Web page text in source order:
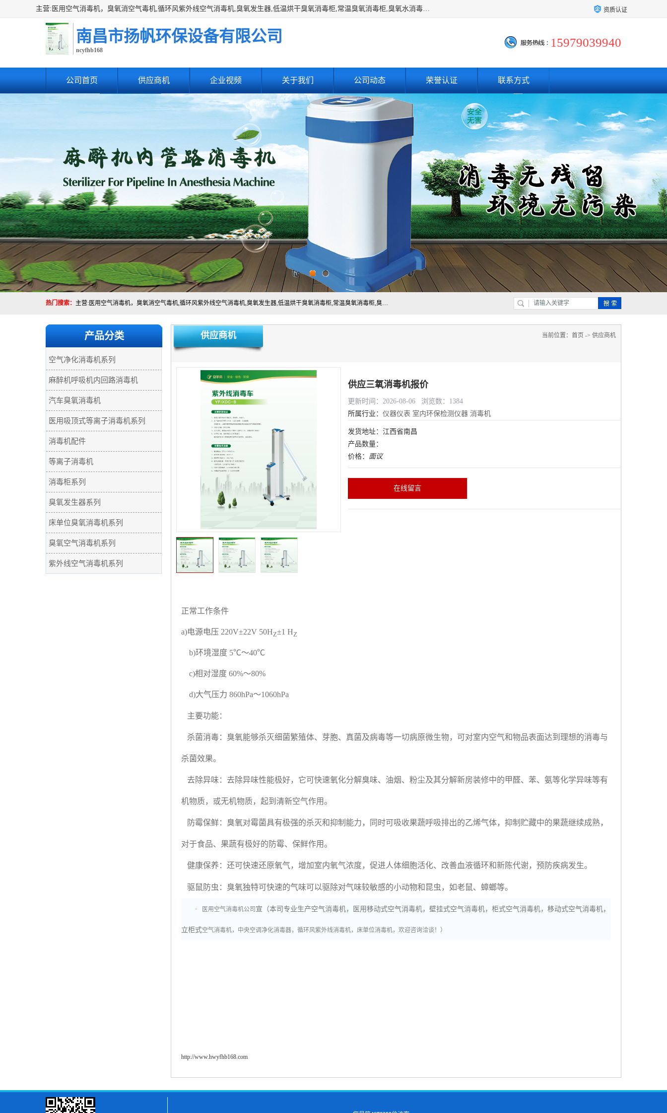
主营:医用空气消毒机，臭氧消空气毒机,循环风紫外线空气消毒机,臭氧发生器,低温烘干臭氧消毒柜,常温臭氧消毒柜,臭氧水消毒机,管道容器臭氧消毒机,内置式臭氧消毒机,外置式臭氧消毒机,床单位臭氧消毒器。医用工作服灭菌柜，医用拖鞋消毒柜,麻醉机内管路消毒机，呼吸机回路消毒机 资质认证
南昌市扬帆环保设备有限公司
ncyfhb168
15979039940
公司首页 供应商机 企业视频 关于我们 公司动态 荣誉认证 联系方式
热门搜索： 主营:医用空气消毒机，臭氧消空气毒机,循环风紫外线空气消毒机,臭氧发生器,低温烘干臭氧消毒柜,常温臭氧消毒柜,臭氧水消毒机,管道容器臭氧消毒机,内置式臭氧消毒机,外置式臭氧消毒机,床单位臭氧消毒器。医用工作服灭菌柜，医用拖鞋消毒柜,麻醉机内管路消毒机，呼吸机回路消毒机
产品分类
空气净化消毒机系列
麻醉机呼吸机内回路消毒机
汽车臭氧消毒机
医用吸顶式等离子消毒机系列
消毒机配件
等离子消毒机
消毒柜系列
臭氧发生器系列
床单位臭氧消毒机系列
臭氧空气消毒机系列
紫外线空气消毒机系列
供应商机 当前位置： 首页 -> 供应商机
供应三氧消毒机报价
更新时间：2026-08-06 浏览数：1384
所属行业： 仪器仪表 室内环保检测仪器 消毒机
发货地址：江西省南昌
产品数量：
价格： 面议
在线留言
正常工作条件
a)电源电压 220V±22V 50HZ±1 HZ
b)环境湿度 5℃～40℃
c)相对湿度 60%～80%
d)大气压力 860hPa～1060hPa
主要功能：
杀菌消毒：臭氧能够杀灭细菌繁殖体、芽胞、真菌及病毒等一切病原微生物，可对室内空气和物品表面达到理想的消毒与
杀菌效果。
去除异味：去除异味性能极好，它可快速氧化分解臭味、油烟、粉尘及其分解新房装修中的甲醛、苯、氨等化学异味等有
机物质，或无机物质，起到清新空气作用。
防霉保鲜：臭氧对霉菌具有极强的杀灭和抑制能力，同时可吸收果蔬呼吸排出的乙烯气体，抑制贮藏中的果蔬继续成熟，
对于食品、果蔬有极好的防霉、保鲜作用。
健康保养：还可快速还原氧气，增加室内氧气浓度，促进人体细胞活化、改善血液循环和新陈代谢，预防疾病发生。
驱鼠防虫：臭氧独特可快速的气味可以驱除对气味较敏感的小动物和昆虫，如老鼠、蟑螂等。
· 医用空气消毒机公司 宣（本司专业生产空气消毒机，医用移动式空气消毒机，壁挂式空气消毒机，柜式空气消毒机，移动式空气消毒机，
立柜式空气消毒机，中央空调净化消毒器，循环风紫外线消毒机，床单位消毒机，欢迎咨询洽谈！）
http://www.hwyfhb168.com